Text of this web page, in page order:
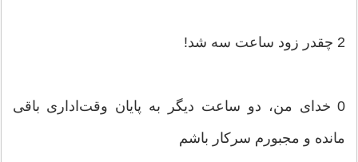
2 چقدر زود ساعت‌ سه‌ شد!
0 خدای‌ من‌، دو ساعت‌ دیگر به‌ پایان‌ وقت‌اداری‌ باقی‌
مانده‌ و مجبورم‌ سركار باشم‌